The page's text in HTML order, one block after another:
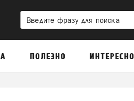
ПОЛЕЗНО ИНТЕРЕСНО